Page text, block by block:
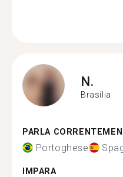
N.
Brasília
PARLA
Portoghese
IMPARA